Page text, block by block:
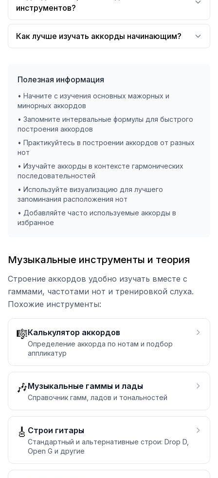
инструментов?
Как лучше изучать аккорды начинающим?
Полезная информация
• Начните с изучения основных мажорных и
минорных аккордов
• Запомните интервальные формулы для быстрого
построения аккордов
• Практикуйтесь в построении аккордов от разных
нот
• Изучайте аккорды в контексте гармонических
последовательностей
• Используйте визуализацию для лучшего
запоминания расположения нот
• Добавляйте часто используемые аккорды в
избранное
Музыкальные инструменты и теория
Строение аккордов удобно изучать вместе с
гаммами, частотами нот и тренировкой слуха.
Похожие инструменты:
🎼Калькулятор аккордов
Определение аккорда по нотам и подбор
аппликатур
🎶Музыкальные гаммы и лады
Справочник гамм, ладов и тональностей
🎸 Строи гитары
Стандартный и альтернативные строи: Drop D,
Open G и другие